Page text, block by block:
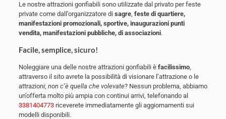
Le nostre attrazioni gonfiabili sono utilizzate dal privato per feste
private come dall’organizzatore di sagre, feste di quartiere,
manifestazioni promozionali, sportive, inaugurazioni punti
vendita, manifestazioni pubbliche, di associazioni.
Facile, semplice, sicuro!
Noleggiare una delle nostre attrazioni gonfiabili è facilissimo,
attraverso il sito avrete la possibilità di visionare l’attrazione o le
attrazioni; non c’è quella che volevate? Nessun problema, abbiamo
un’offerta molto più ampia con continui arrivi, telefonando al
3381404773 riceverete immediatamente gli aggiornamenti sui
modelli disponibili.